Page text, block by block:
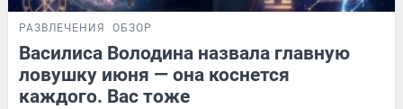
РАЗВЛЕЧЕНИЯ ОБЗОР
Василиса Володина назвала главную
ловушку июня — она коснется
каждого. Вас тоже